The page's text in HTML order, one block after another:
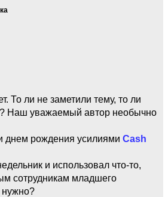
То ли не заметили тему, то ли
Наш уважаемый автор необычно
днем рождения усилиями Cash
и использовал что-то,
сотрудникам младшего
нужно?